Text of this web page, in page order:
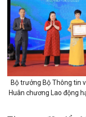
Bộ trưởng Bộ Thông tin
Huân chương Lao động